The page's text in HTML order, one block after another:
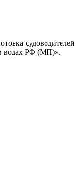
водах РФ (МП)».